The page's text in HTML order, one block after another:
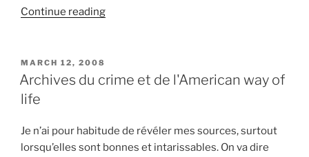
Continue reading“Sharon
Dap
POSTED
ON
MARCH 12, 2008
Archives du crime et de l'American way of
life
Je n’ai pour habitude de révéler mes sources, surtout
lorsqu’elles sont bonnes et intarissables. On va dire